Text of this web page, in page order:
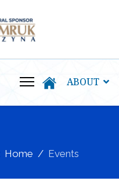
ABOUT
Home Events